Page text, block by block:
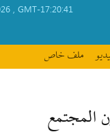
GMT-17:20:41
ملف خاص
المجتمع